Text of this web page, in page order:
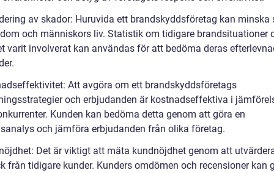
av skador: Huruvida ett brandskyddsföretag kan minska
och människors liv. Statistik om tidigare brandsituationer
varit involverat kan användas för att bedöma deras
Att avgöra om ett brandskyddsföretags
och erbjudanden är kostnadseffektiva i
Kunden kan bedöma detta genom att göra en
och jämföra erbjudanden från olika företag.
Det är viktigt att mäta kundnöjdhet genom att
från tidigare kunder. Kunders omdömen och recensioner kan